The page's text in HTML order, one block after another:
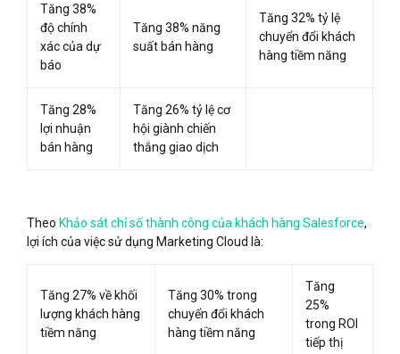
Tăng 38%
độ chính
xác của dự
báo
Tăng 38% năng
suất bán hàng
Tăng 32% tỷ lệ
chuyển đổi khách
hàng tiềm năng
Tăng 28%
lợi nhuận
bán hàng
Tăng 26% tỷ lệ cơ
hội giành chiến
thắng giao dịch
Theo Khảo sát chỉ số thành công của khách hàng Salesforce,
lợi ích của việc sử dụng Marketing Cloud là:
Tăng 27% về khối
lượng khách hàng
tiềm năng
Tăng 30% trong
chuyển đổi khách
hàng tiềm năng
Tăng
25%
trong ROI
tiếp thị